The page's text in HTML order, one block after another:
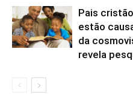
Pais
estão
da
revela